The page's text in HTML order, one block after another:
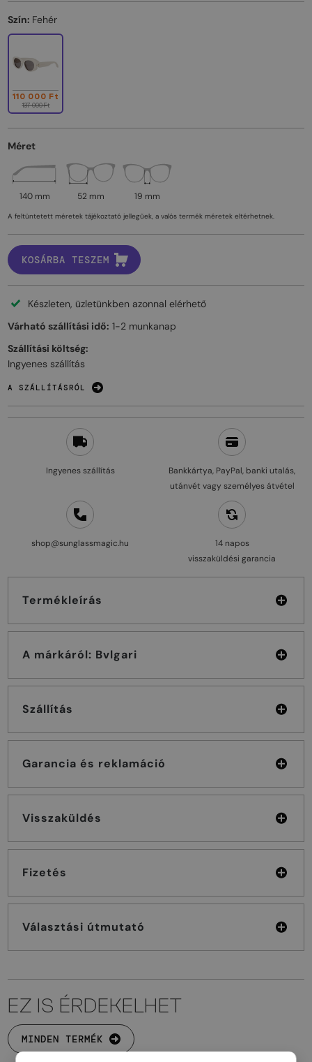
Ingyenes szállítás
Bankkártya, PayPal, banki utalás,
utánvét vagy személyes átvétel
shop@sunglassmagic.hu
14 napos
visszaküldési garancia
Termékleírás
A márkáról: Bvlgari
Szállítás
Garancia és reklamáció
Visszaküldés
Fizetés
Választási útmutató
Szín: Fehér
110 000 Ft
137 000 Ft
Méret
140 mm 52 mm 19 mm
A feltüntetett méretek tájékoztató jellegűek, a valós termék méretek eltérhetnek.
KOSÁRBA TESZEM
Készleten, üzletünkben azonnal elérhető
Várható szállítási idő: 1-2 munkanap
Szállítási költség:
Ingyenes szállítás
A SZÁLLÍTÁSRÓL
EZ IS ÉRDEKELHET
MINDEN TERMÉK